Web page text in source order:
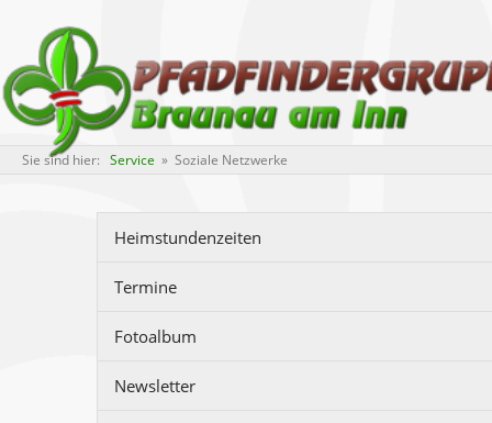
Sie sind hier: Service » Soziale Netzwerke
Heimstundenzeiten
Termine
Fotoalbum
Newsletter